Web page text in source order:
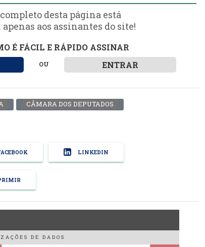
desta página está
aos assinantes do site!
É FÁCIL E RÁPIDO ASSINAR
OU ENTRAR
CÂMARA DOS DEPUTADOS
LINKEDIN
DE DADOS